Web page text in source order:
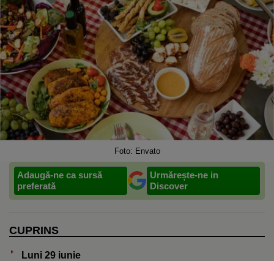
Foto: Envato
Adaugă-ne ca sursă
preferată
Urmărește-ne in
Discover
CUPRINS
Luni 29 iunie